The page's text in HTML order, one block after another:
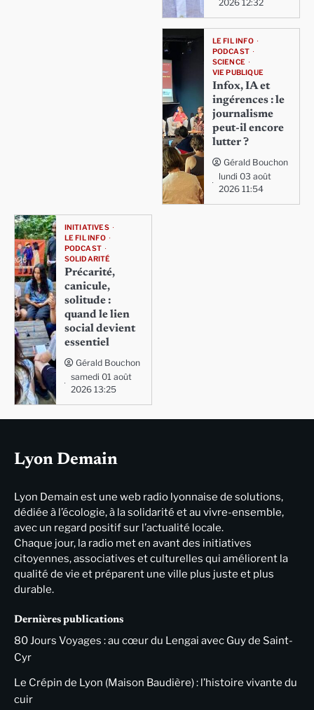
2026 12:32
LE FIL INFO
PODCAST
SCIENCE
VIE PUBLIQUE
Infox, IA et
ingérences : le
journalisme
peut-il encore
lutter ?
Gérald Bouchon
lundi 03 août
2026 11:54
INITIATIVES
LE FIL INFO
PODCAST
SOLIDARITÉ
Précarité,
canicule,
solitude :
quand le lien
social devient
essentiel
Gérald Bouchon
samedi 01 août
2026 13:25
Lyon Demain
Lyon Demain est une web radio lyonnaise de solutions,
dédiée à l’écologie, à la solidarité et au vivre-ensemble,
avec un regard positif sur l’actualité locale.
Chaque jour, la radio met en avant des initiatives
citoyennes, associatives et culturelles qui améliorent la
qualité de vie et préparent une ville plus juste et plus
durable.
Dernières publications
80 Jours Voyages : au cœur du Lengai avec Guy de Saint-
Cyr
Le Crépin de Lyon (Maison Baudière) : l’histoire vivante du
cuir